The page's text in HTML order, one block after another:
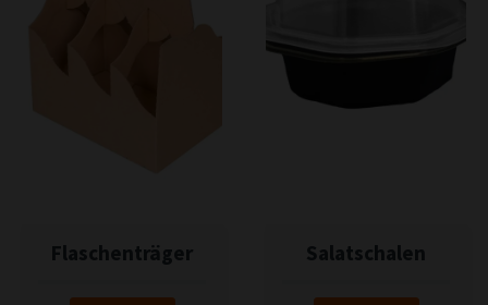
Flaschenträger Salatschalen